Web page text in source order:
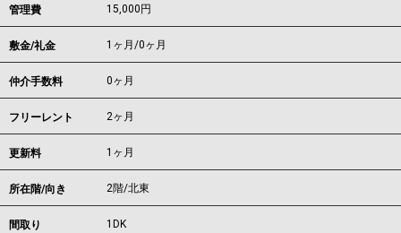
管理費 15,000円
敷金/礼金 1ヶ月/0ヶ月
仲介手数料 0ヶ月
フリーレント 2ヶ月
更新料 1ヶ月
所在階/向き 2階/北東
間取り 1DK